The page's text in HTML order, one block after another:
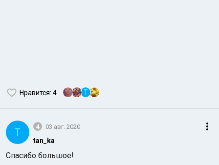
Нравится: 4 T
T 4 03 авг. 2020
tan_ka
Спасибо большое!